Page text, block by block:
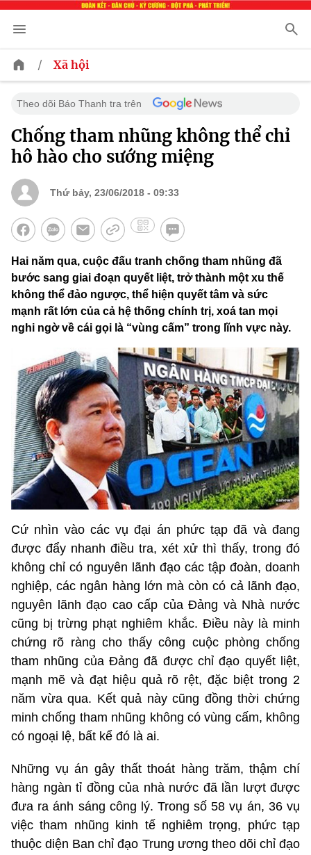
/ Xã hội
Theo dõi Báo Thanh tra trên
Chống tham nhũng không thể chỉ
hô hào cho sướng miệng
Thứ bảy, 23/06/2018 - 09:33
Hai năm qua, cuộc đấu tranh chống tham nhũng đã
bước sang giai đoạn quyết liệt, trở thành một xu thế
không thể đảo ngược, thể hiện quyết tâm và sức
mạnh rất lớn của cả hệ thống chính trị, xoá tan mọi
nghi ngờ về cái gọi là “vùng cấm” trong lĩnh vực này.
Cứ nhìn vào các vụ đại án phức tạp đã và đang
được đẩy nhanh điều tra, xét xử thì thấy, trong đó
không chỉ có nguyên lãnh đạo các tập đoàn, doanh
nghiệp, các ngân hàng lớn mà còn có cả lãnh đạo,
nguyên lãnh đạo cao cấp của Đảng và Nhà nước
cũng bị trừng phạt nghiêm khắc. Điều này là minh
chứng rõ ràng cho thấy công cuộc phòng chống
tham nhũng của Đảng đã được chỉ đạo quyết liệt,
mạnh mẽ và đạt hiệu quả rõ rệt, đặc biệt trong 2
năm vừa qua. Kết quả này cũng đồng thời chứng
minh chống tham nhũng không có vùng cấm, không
có ngoại lệ, bất kể đó là ai.
Những vụ án gây thất thoát hàng trăm, thậm chí
hàng ngàn tỉ đồng của nhà nước đã lần lượt được
đưa ra ánh sáng công lý. Trong số 58 vụ án, 36 vụ
việc tham nhũng kinh tế nghiêm trọng, phức tạp
thuộc diện Ban chỉ đạo Trung ương theo dõi chỉ đạo